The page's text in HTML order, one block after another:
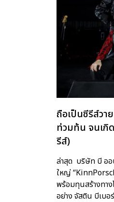
ถือเป็นซีรีส์วา
ท่วมท้น จนเกิ
รีส์)
ล่าสุด บริษัท บี ออ
ใหญ่
พร้อมทุนสร้างทา
อย่าง จัสติน บีเบ